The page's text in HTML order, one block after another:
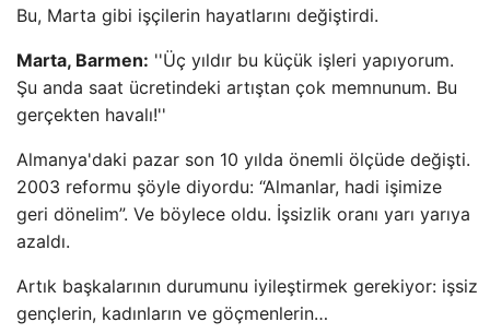
Bu, Marta gibi işçilerin hayatlarını değiştirdi.
Marta, Barmen: ''Üç yıldır bu küçük işleri yapıyorum.
Şu anda saat ücretindeki artıştan çok memnunum. Bu
gerçekten havalı!''
Almanya'daki pazar son 10 yılda önemli ölçüde değişti.
2003 reformu şöyle diyordu: “Almanlar, hadi işimize
geri dönelim”. Ve böylece oldu. İşsizlik oranı yarı yarıya
azaldı.
Artık başkalarının durumunu iyileştirmek gerekiyor: işsiz
gençlerin, kadınların ve göçmenlerin…